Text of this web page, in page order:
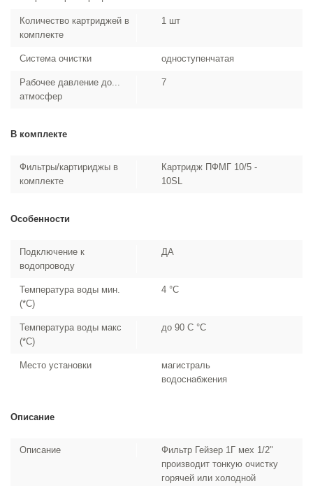
Количество картриджей в
комплекте
1 шт
Система очистки одноступенчатая
Рабочее давление до...
атмосфер
7
В комплекте
Фильтры/картириджы в
комплекте
Картридж ПФМГ 10/5 -
10SL
Особенности
Подключение к
водопроводу
ДА
Температура воды мин.
(*С)
4 °С
Температура воды макс
(*С)
до 90 С °С
Место установки
магистраль
водоснабжения
Описание
Описание
Фильтр Гейзер 1Г мех 1/2"
производит тонкую очистку
горячей или холодной